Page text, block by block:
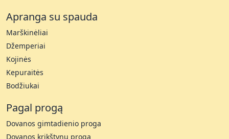
Apranga su spauda
Marškinėliai
Džemperiai
Kojinės
Kepuraitės
Bodžiukai
Pagal progą
Dovanos gimtadienio proga
Dovanos krikštynų proga